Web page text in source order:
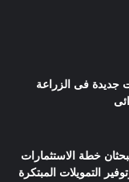
جديدة فى الزراعة
خطة الاستثمارات
التمويلات المبتكرة